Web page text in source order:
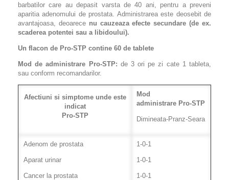
barbatilor care au depasit varsta de 40 ani, pentru a preveni
aparitia adenomului de prostata. Administrarea este deosebit de
avantajoasa, deoarece nu cauzeaza efecte secundare (de ex.
scaderea potentei sau a libidoului).
Un flacon de Pro-STP contine 60 de tablete
Mod de administrare Pro-STP: de 3 ori pe zi cate 1 tableta,
sau conform recomandarilor.
Afectiuni si simptome unde este
indicat
Pro-STP
Mod
administrare Pro-STP
Dimineata-Pranz-Seara
Adenom de prostata
Aparat urinar
Cancer la prostata
1-0-1
1-0-1
1-0-1